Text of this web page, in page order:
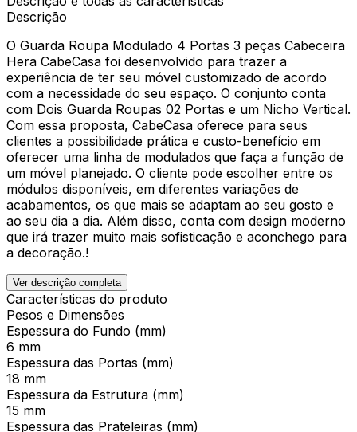
Descrição
O Guarda Roupa Modulado 4 Portas 3 peças Cabeceira
Hera CabeCasa foi desenvolvido para trazer a
experiência de ter seu móvel customizado de acordo
com a necessidade do seu espaço. O conjunto conta
com Dois Guarda Roupas 02 Portas e um Nicho Vertical.
Com essa proposta, CabeCasa oferece para seus
clientes a possibilidade prática e custo-benefício em
oferecer uma linha de modulados que faça a função de
um móvel planejado. O cliente pode escolher entre os
módulos disponíveis, em diferentes variações de
acabamentos, os que mais se adaptam ao seu gosto e
ao seu dia a dia. Além disso, conta com design moderno
que irá trazer muito mais sofisticação e aconchego para
a decoração.!
Ver descrição completa
Características do produto
Pesos e Dimensões
Espessura do Fundo (mm)
6 mm
Espessura das Portas (mm)
18 mm
Espessura da Estrutura (mm)
15 mm
Espessura das Prateleiras (mm)